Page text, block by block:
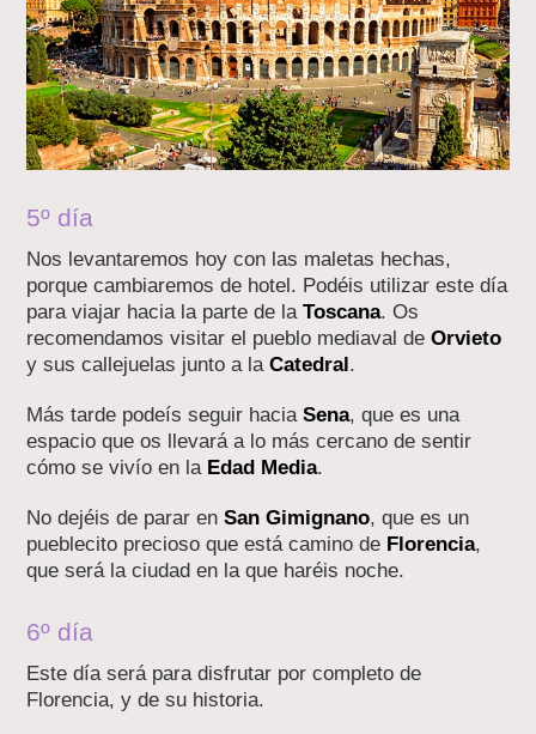
5º día
Nos levantaremos hoy con las maletas hechas,
porque cambiaremos de hotel. Podéis utilizar este día
para viajar hacia la parte de laToscana. Os
recomendamos visitar el pueblo mediaval deOrvieto
y sus callejuelas junto a laCatedral .
Más tarde podeís seguir haciaSena, que es una
espacio que os llevará a lo más cercano de sentir
cómo se vivío en la Edad Media.
No dejéis de parar enSan Gimignano, que es un
pueblecito precioso que está camino de Florencia,
que será la ciudad en la que haréis noche.
6º día
Este día será para disfrutar por completo de
Florencia, y de su historia.